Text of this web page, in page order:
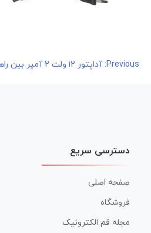
راهبری
Previous: آداپتور 12 ولت 2 آمپر بین راهی 12V-2A
دسترسی سریع
صفحه اصلی
فروشگاه
مجله قم الکترونیک